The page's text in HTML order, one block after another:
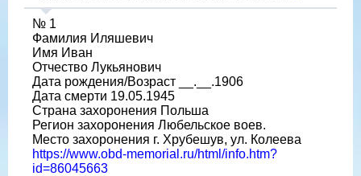
№ 1
Фамилия Иляшевич
Имя Иван
Отчество Лукьянович
Дата рождения/Возраст __.__.1906
Дата смерти 19.05.1945
Страна захоронения Польша
Регион захоронения Любельское воев.
Место захоронения г. Хрубешув, ул. Колеева
https://www.obd-memorial.ru/html/info.htm?
id=86045663